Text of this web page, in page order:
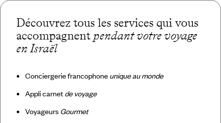
Découvrez tous les services qui vous
accompagnent pendant votre voyage
en Israël
Conciergerie francophone unique au monde
Appli carnet de voyage
Voyageurs Gourmet